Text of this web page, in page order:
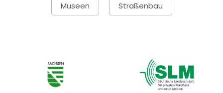
Museen Straßenbau